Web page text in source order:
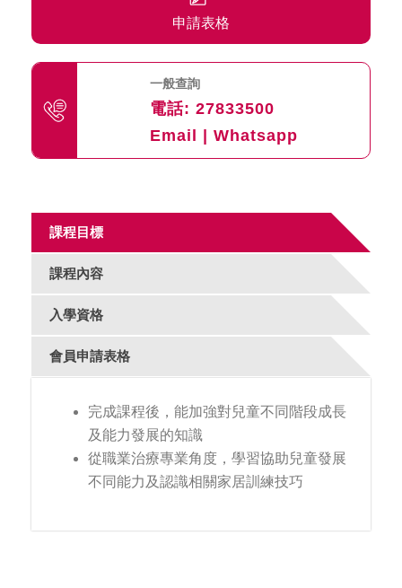
申請表格
一般查詢
電話: 27833500
Email
Whatsapp
課程目標
課程內容
入學資格
會員申請表格
完成課程後，能加強對兒童不同階段成長
及能力發展的知識
從職業治療專業角度，學習協助兒童發展
不同能力及認識相關家居訓練技巧